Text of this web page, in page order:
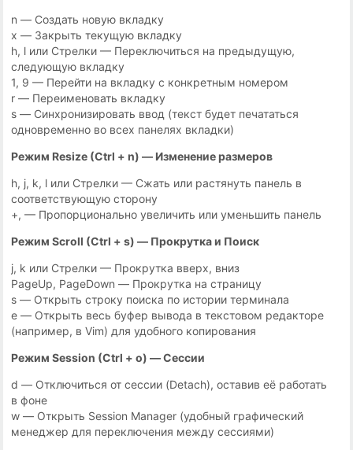
n — Создать новую вкладку
x — Закрыть текущую вкладку
h, l или Стрелки — Переключиться на предыдущую,
следующую вкладку
1, 9 — Перейти на вкладку с конкретным номером
r — Переименовать вкладку
s — Синхронизировать ввод (текст будет печататься
одновременно во всех панелях вкладки)
Режим Resize (Ctrl + n) — Изменение размеров
h, j, k, l или Стрелки — Сжать или растянуть панель в
соответствующую сторону
+, — Пропорционально увеличить или уменьшить панель
Режим Scroll (Ctrl + s) — Прокрутка и Поиск
j, k или Стрелки — Прокрутка вверх, вниз
PageUp, PageDown — Прокрутка на страницу
s — Открыть строку поиска по истории терминала
e — Открыть весь буфер вывода в текстовом редакторе
(например, в Vim) для удобного копирования
Режим Session (Ctrl + o) — Сессии
d — Отключиться от сессии (Detach), оставив её работать
в фоне
w — Открыть Session Manager (удобный графический
менеджер для переключения между сессиями)